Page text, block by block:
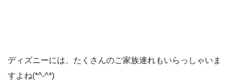
ディズニーには、たくさんのご家族連れもいらっしゃいま
すよね(*^-^*)